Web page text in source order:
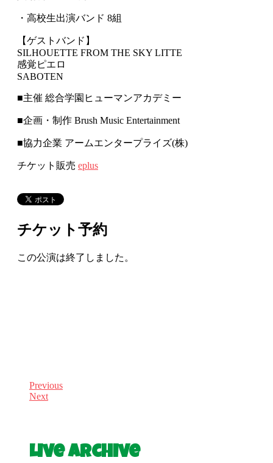
・高校生出演バンド 8組
【ゲストバンド】
SILHOUETTE FROM THE SKY LITTE
感覚ピエロ
SABOTEN
■主催 総合学園ヒューマンアカデミー
■企画・制作 Brush Music Entertainment
■協力企業 アームエンタープライズ(株)
チケット販売 eplus
チケット予約
この公演は終了しました。
Previous
Next
Live Archive